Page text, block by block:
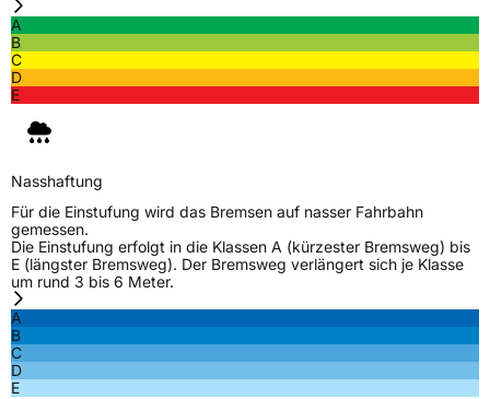
Rollgeräusch (dB)
EPREL ID
Allgemeine Produktsicherheit (GPSR)
Herstellerkontakt Shandong Changfeng Tire Co. LTD, YongAn
Street Guangrao County Dongying City
Shandong Province China,
liu.yang@hengfengtires.com
A
B
C
D
E
Nasshaftung
Für die Einstufung wird das Bremsen auf nasser Fahrbahn
gemessen.
Die Einstufung erfolgt in die Klassen A (kürzester Bremsweg) bis
E (längster Bremsweg). Der Bremsweg verlängert sich je Klasse
um rund 3 bis 6 Meter.
A
B
C
D
E